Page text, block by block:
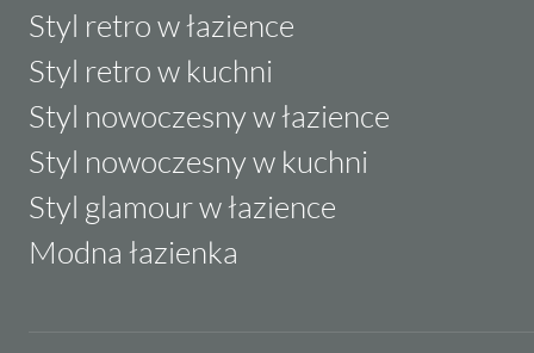
Styl retro w łazience
Styl retro w kuchni
Styl nowoczesny w łazience
Styl nowoczesny w kuchni
Styl glamour w łazience
Modna łazienka